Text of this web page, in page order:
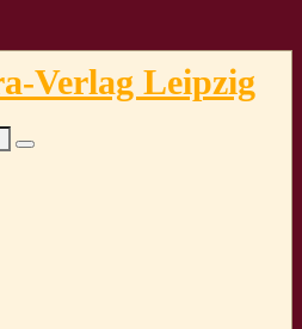
Verlag Leipzig